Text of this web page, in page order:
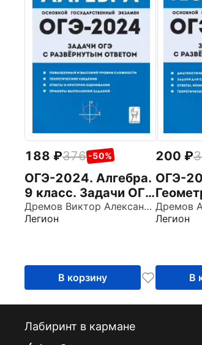
188 376 -50%
ОГЭ-2024. Алгебра.
9 класс. Задачи ОГЭ
с развёрнутым
ответом
Дремов Виктор Александрович
Легион
В корзину
200
ОГЭ-
Легион
В
Лабиринт в кармане